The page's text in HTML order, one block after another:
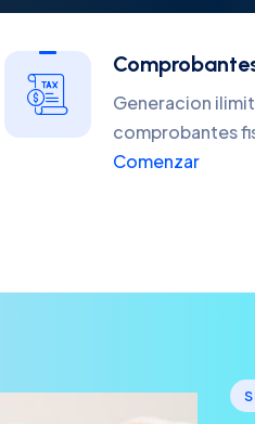
Generacion
comprobantes
Comenzar